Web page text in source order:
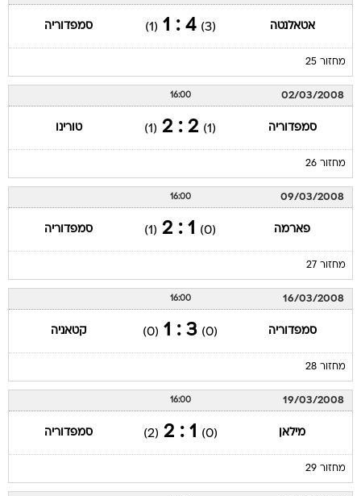
אטאלנטה (3)
4 : 1
(1) סמפדוריה
מחזור 25
02/03/2008
16:00
סמפדוריה (1)
2 : 2
(1) טורינו
מחזור 26
09/03/2008
16:00
פארמה (0)
1 : 2
(1) סמפדוריה
מחזור 27
16/03/2008
16:00
סמפדוריה (0)
3 : 1
(0) קטאניה
מחזור 28
19/03/2008
16:00
מילאן (0)
1 : 2
(2) סמפדוריה
מחזור 29